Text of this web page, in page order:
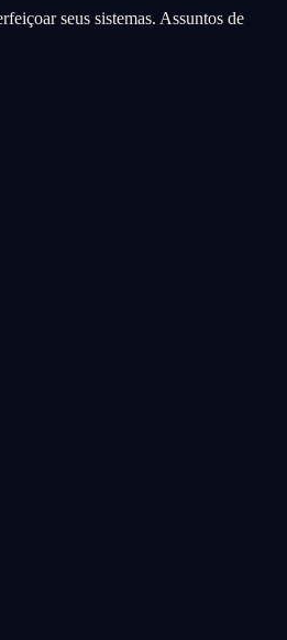
seus sistemas. Assuntos de